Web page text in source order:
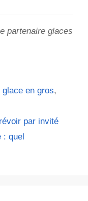
partenaire glaces
glace en gros,
par invité
quel